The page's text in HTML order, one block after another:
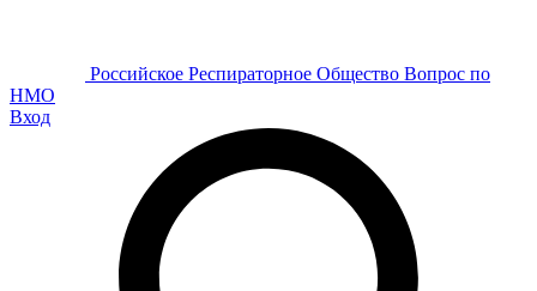
Российское Респираторное Общество Вопрос по
НМО
Вход